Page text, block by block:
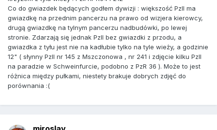
Co do gwiazdek będących godłem dywizji : większość PzII ma
gwiazdkę na przednim pancerzu na prawo od wizjera kierowcy,
drugą gwiazdkę na tylnym pancerzu nadbudówki, po lewej
stronie. Zdarzają się jednak PzII bez gwiazdki z przodu, a
gwiazdka z tyłu jest nie na kadłubie tylko na tyle wieży, a godzinie
12" ( słynny PzII nr 145 z Mszczonowa , nr 241 i zdjęcie kilku PzII
na paradzie w Schweinfurcie, podobno z PzR 36 ). Może to jest
różnica między pułkami, niestety brakuje dobrych zdjęć do
porównania :(